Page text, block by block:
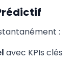
:
avec KPIs clés